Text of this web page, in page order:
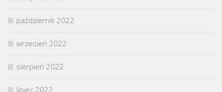
październik 2022
wrzesień 2022
sierpień 2022
lipiec 2022